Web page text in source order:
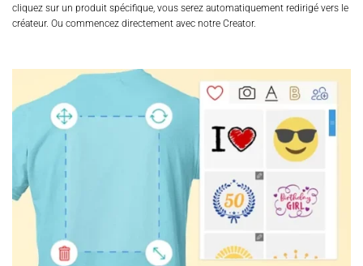
cliquez sur un produit spécifique, vous serez automatiquement redirigé vers le
créateur. Ou commencez directement avec notre Creator.